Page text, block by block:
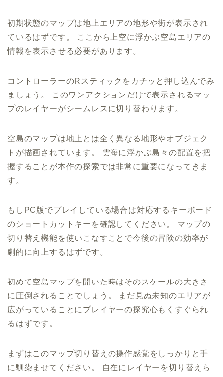
初期状態のマップは地上エリアの地形や街が表示され
ているはずです。 ここから上空に浮かぶ空島エリアの
情報を表示させる必要があります。
コントローラーのRスティックをカチッと押し込んでみ
ましょう。 このワンアクションだけで表示されるマッ
プのレイヤーがシームレスに切り替わります。
空島のマップは地上とは全く異なる地形やオブジェク
トが描画されています。 雲海に浮かぶ島々の配置を把
握することが本作の探索では非常に重要になってきま
す。
もしPC版でプレイしている場合は対応するキーボード
のショートカットキーを確認してください。 マップの
切り替え機能を使いこなすことで今後の冒険の効率が
劇的に向上するはずです。
初めて空島マップを開いた時はそのスケールの大きさ
に圧倒されることでしょう。 まだ見ぬ未知のエリアが
広がっていることにプレイヤーの探究心もくすぐられ
るはずです。
まずはこのマップ切り替えの操作感覚をしっかりと手
に馴染ませてください。 自在にレイヤーを切り替えら